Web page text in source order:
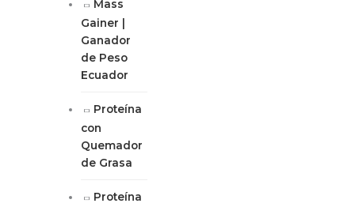
Mass
Gainer |
Ganador
de Peso
Ecuador
Proteína
con
Quemador
de Grasa
Proteína